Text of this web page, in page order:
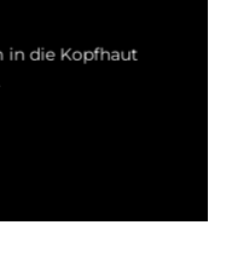
in die Kopfhaut